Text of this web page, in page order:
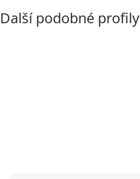
Další podobné profily